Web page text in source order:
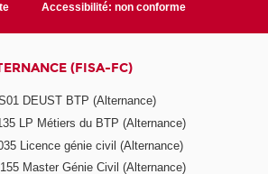
Accessibilité: non conforme
(FISA-FC)
DEUST BTP (Alternance)
LP Métiers du BTP (Alternance)
Licence génie civil (Alternance)
Master Génie Civil (Alternance)